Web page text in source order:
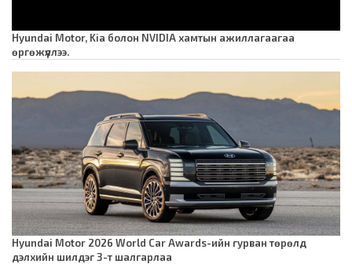
Hyundai Motor, Kia болон NVIDIA хамтын ажиллагаагаа
өргөжүүллээ.
Hyundai Motor 2026 World Car Awards-ийн гурван төрөлд
дэлхийн шилдэг 3-т шалгарлаа